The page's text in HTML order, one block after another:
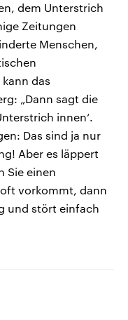
dem Unterstrich
Zeitungen
Menschen,
das
„Dann sagt die
innen‘.
Das sind ja nur
Aber es läppert
Sie einen
vorkommt, dann
und stört einfach